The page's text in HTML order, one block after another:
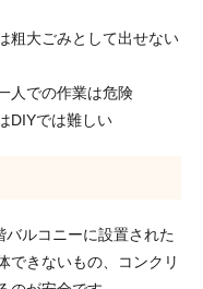
粗大ごみとして出せない
人での作業は危険
DIYでは難しい
ルコニーに設置された
できないもの、コンクリ